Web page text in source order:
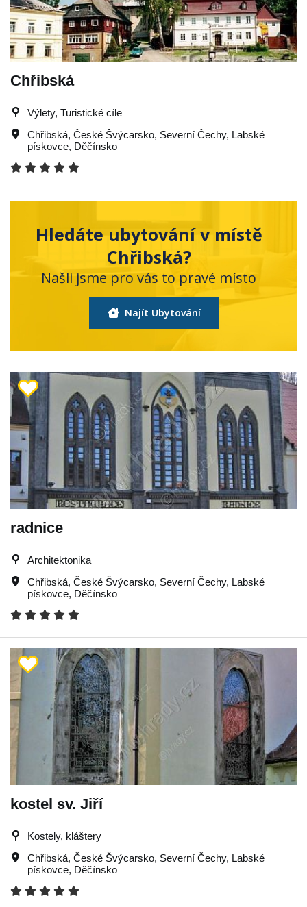
Chřibská
Výlety, Turistické cíle
Chřibská, České Švýcarsko, Severní Čechy, Labské
pískovce, Děčínsko
Hledáte ubytování v místě
Chřibská?
Našli jsme pro vás to pravé místo
Najít Ubytování
radnice
Architektonika
Chřibská, České Švýcarsko, Severní Čechy, Labské
pískovce, Děčínsko
kostel sv. Jiří
Kostely, kláštery
Chřibská, České Švýcarsko, Severní Čechy, Labské
pískovce, Děčínsko